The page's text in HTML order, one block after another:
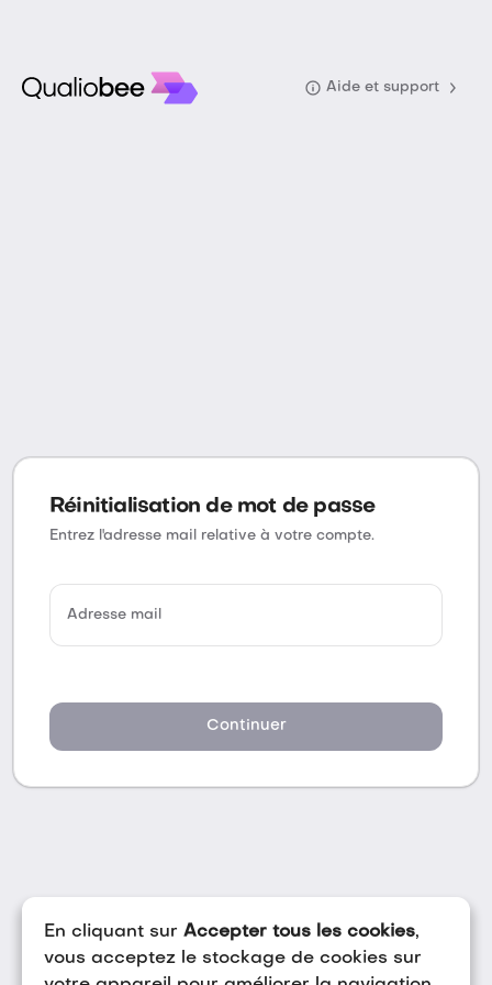
Aide et support
Réinitialisation de mot de passe
Entrez l'adresse mail relative à votre compte.
Adresse mail
Continuer
En cliquant sur Accepter tous les cookies,
vous acceptez le stockage de cookies sur